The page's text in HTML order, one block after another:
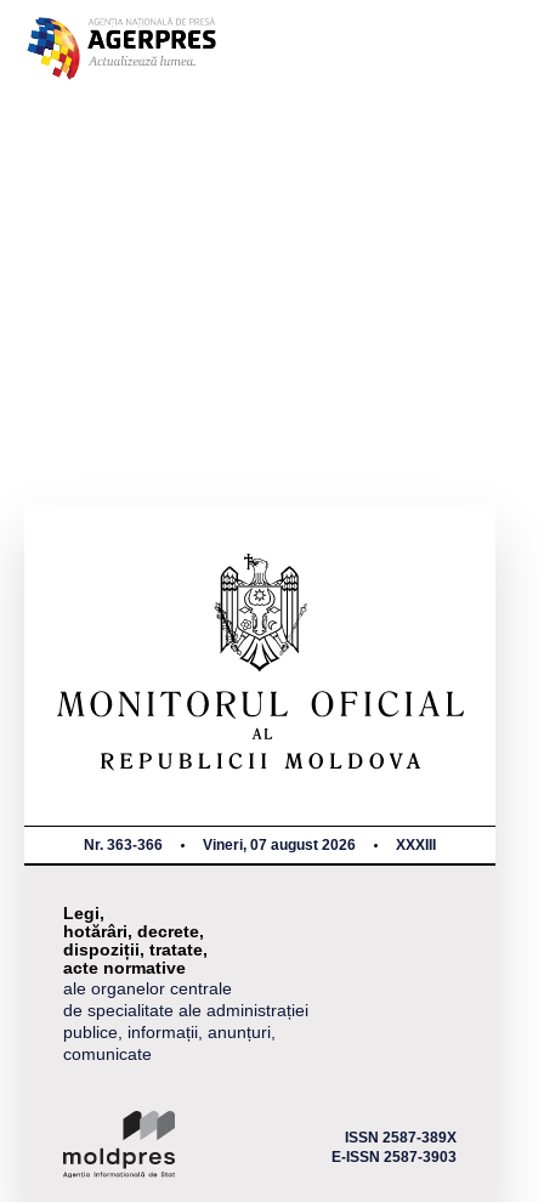
Nr. 363-366 Vineri, 07 august 2026 XXXIII
Legi,
hotărâri, decrete,
dispoziții, tratate,
acte normative
ale organelor centrale
de specialitate ale administrației
publice, informații, anunțuri,
comunicate
ISSN 2587-389X
E-ISSN 2587-3903